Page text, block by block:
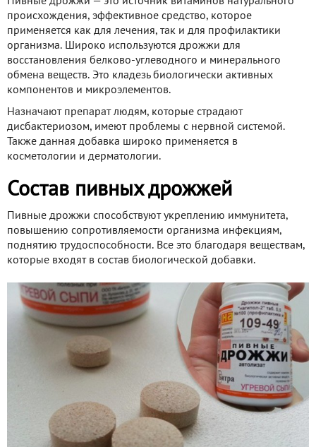
происхождения, эффективное средство, которое
применяется как для лечения, так и для профилактики
организма. Широко используются дрожжи для
восстановления белково-углеводного и минерального
обмена веществ. Это кладезь биологически активных
компонентов и микроэлементов.
Назначают препарат людям, которые страдают
дисбактериозом, имеют проблемы с нервной системой.
Также данная добавка широко применяется в
косметологии и дерматологии.
Состав пивных дрожжей
Пивные дрожжи способствуют укреплению иммунитета,
повышению сопротивляемости организма инфекциям,
поднятию трудоспособности. Все это благодаря веществам,
которые входят в состав биологической добавки.